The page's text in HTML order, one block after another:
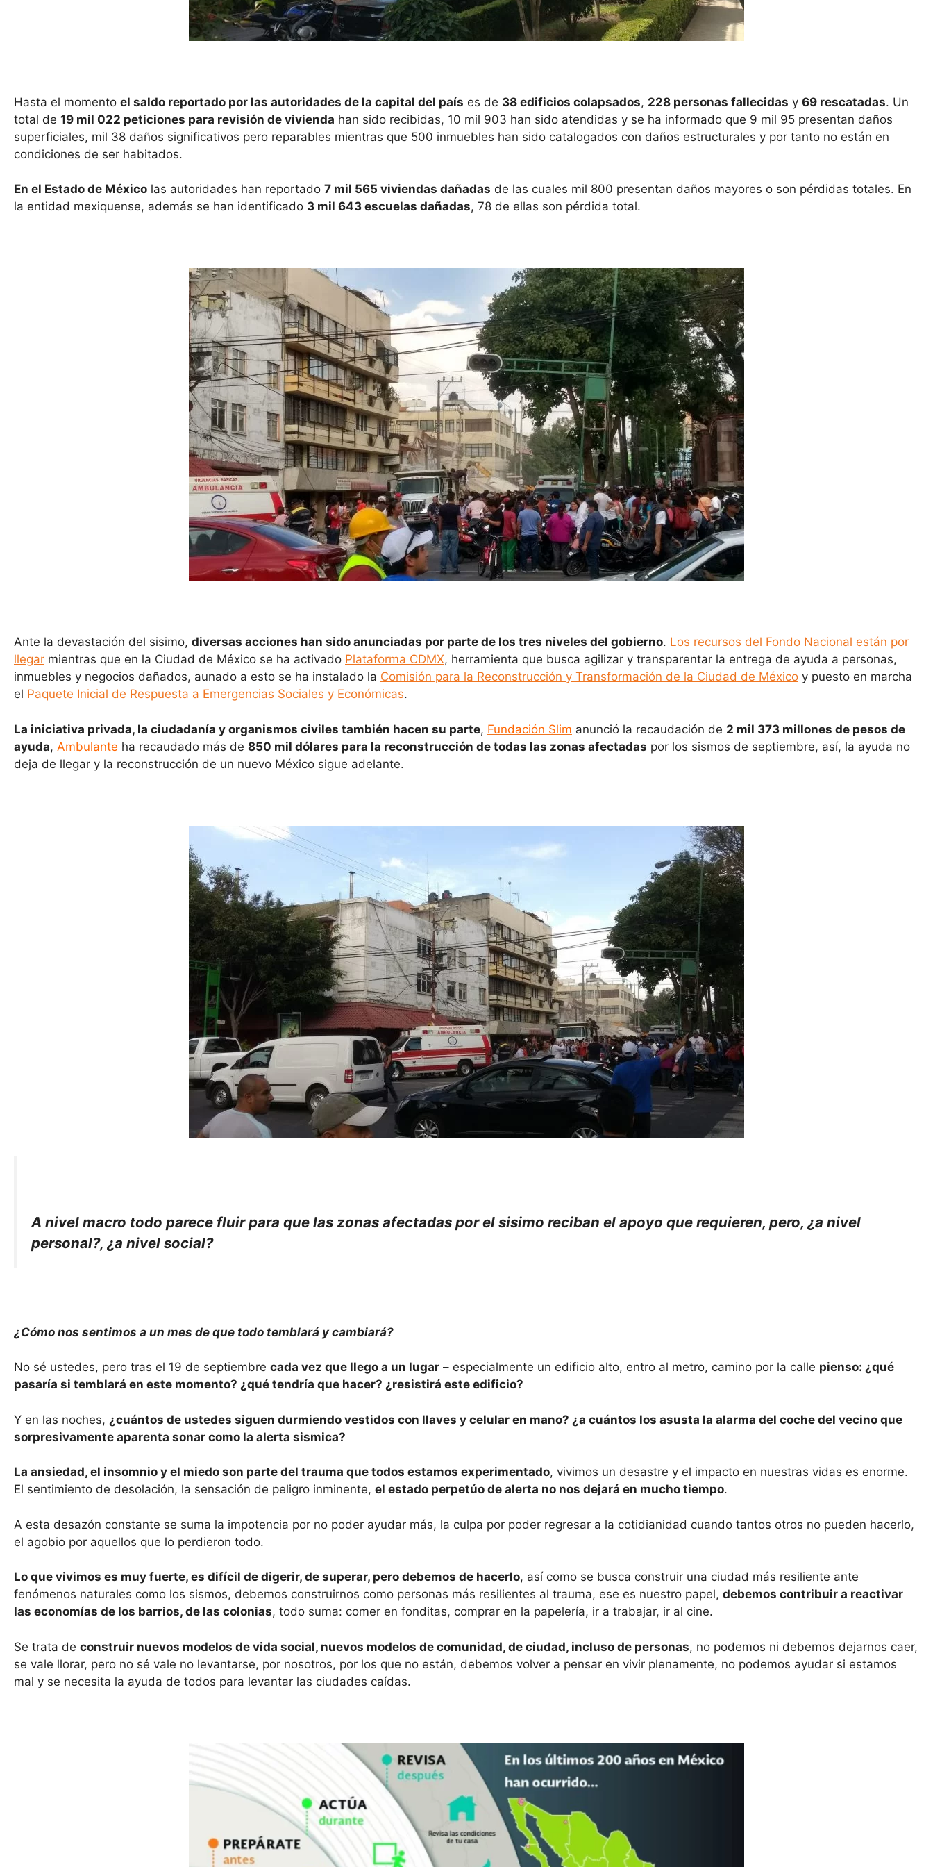
Hasta el momento el saldo reportado por las autoridades de la capital del país es de 38 edificios colapsados, 228 personas fallecidas y 69 rescatadas. Un
total de 19 mil 022 peticiones para revisión de vivienda han sido recibidas, 10 mil 903 han sido atendidas y se ha informado que 9 mil 95 presentan daños
superficiales, mil 38 daños significativos pero reparables mientras que 500 inmuebles han sido catalogados con daños estructurales y por tanto no están en
condiciones de ser habitados.
En el Estado de México las autoridades han reportado 7 mil 565 viviendas dañadas de las cuales mil 800 presentan daños mayores o son pérdidas totales. En
la entidad mexiquense, además se han identificado 3 mil 643 escuelas dañadas, 78 de ellas son pérdida total.
Ante la devastación del sisimo, diversas acciones han sido anunciadas por parte de los tres niveles del gobierno. Los recursos del Fondo Nacional están por
llegar mientras que en la Ciudad de México se ha activado Plataforma CDMX, herramienta que busca agilizar y transparentar la entrega de ayuda a personas,
inmuebles y negocios dañados, aunado a esto se ha instalado la Comisión para la Reconstrucción y Transformación de la Ciudad de México y puesto en marcha
el Paquete Inicial de Respuesta a Emergencias Sociales y Económicas.
La iniciativa privada, la ciudadanía y organismos civiles también hacen su parte, Fundación Slim anunció la recaudación de 2 mil 373 millones de pesos de
ayuda, Ambulante ha recaudado más de 850 mil dólares para la reconstrucción de todas las zonas afectadas por los sismos de septiembre, así, la ayuda no
deja de llegar y la reconstrucción de un nuevo México sigue adelante.
A nivel macro todo parece fluir para que las zonas afectadas por el sisimo reciban el apoyo que requieren, pero, ¿a nivel
personal?, ¿a nivel social?
¿Cómo nos sentimos a un mes de que todo temblará y cambiará?
No sé ustedes, pero tras el 19 de septiembre cada vez que llego a un lugar – especialmente un edificio alto, entro al metro, camino por la calle pienso: ¿qué
pasaría si temblará en este momento? ¿qué tendría que hacer? ¿resistirá este edificio?
Y en las noches, ¿cuántos de ustedes siguen durmiendo vestidos con llaves y celular en mano? ¿a cuántos los asusta la alarma del coche del vecino que
sorpresivamente aparenta sonar como la alerta sismica?
La ansiedad, el insomnio y el miedo son parte del trauma que todos estamos experimentado, vivimos un desastre y el impacto en nuestras vidas es enorme.
El sentimiento de desolación, la sensación de peligro inminente, el estado perpetúo de alerta no nos dejará en mucho tiempo.
A esta desazón constante se suma la impotencia por no poder ayudar más, la culpa por poder regresar a la cotidianidad cuando tantos otros no pueden hacerlo,
el agobio por aquellos que lo perdieron todo.
Lo que vivimos es muy fuerte, es difícil de digerir, de superar, pero debemos de hacerlo, así como se busca construir una ciudad más resiliente ante
fenómenos naturales como los sismos, debemos construirnos como personas más resilientes al trauma, ese es nuestro papel, debemos contribuir a reactivar
las economías de los barrios, de las colonias, todo suma: comer en fonditas, comprar en la papelería, ir a trabajar, ir al cine.
Se trata de construir nuevos modelos de vida social, nuevos modelos de comunidad, de ciudad, incluso de personas, no podemos ni debemos dejarnos caer,
se vale llorar, pero no sé vale no levantarse, por nosotros, por los que no están, debemos volver a pensar en vivir plenamente, no podemos ayudar si estamos
mal y se necesita la ayuda de todos para levantar las ciudades caídas.